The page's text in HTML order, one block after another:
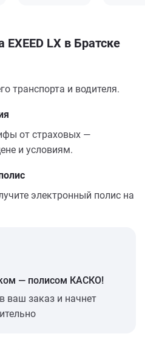
LX в Братске
транспорта и водителя.
от страховых —
и условиям.
электронный полис на
— полисом КАСКО!
ваш заказ и начнет